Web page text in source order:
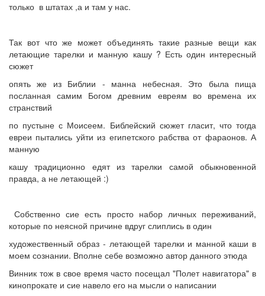
только в штатах ,а и там у нас.
Так вот что же может объединять такие разные вещи как
летающие тарелки и манную кашу ? Есть один интересный
сюжет
опять же из Библии - манна небесная. Это была пища
посланная самим Богом древним евреям во времена их
странствий
по пустыне с Моисеем. Библейский сюжет гласит, что тогда
евреи пытались уйти из египетского рабства от фараонов. А
манную
кашу традиционно едят из тарелки самой обыкновенной
правда, а не летающей :)
Собственно сие есть просто набор личных переживаний,
которые по неясной причине вдруг слиплись в один
художественный образ - летающей тарелки и манной каши в
моем сознании. Вполне себе возможно автор данного этюда
Винник тож в свое время часто посещал "Полет навигатора" в
кинопрокате и сие навело его на мысли о написании